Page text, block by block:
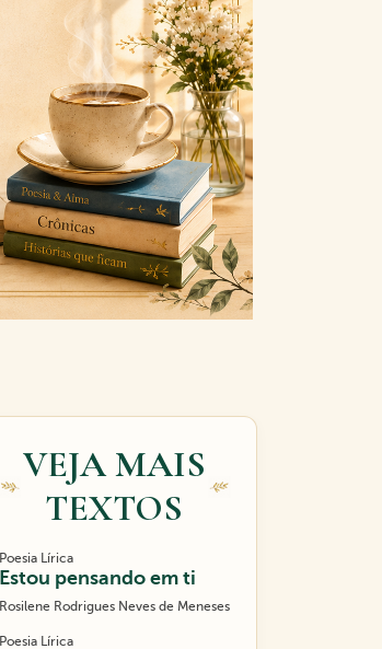
Next
VEJA MAIS
TEXTOS
Poesia Lírica
Estou pensando em ti
Rosilene Rodrigues Neves de Meneses
Poesia Lírica